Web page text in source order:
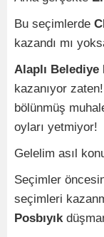
Bu seçimlerde
kazandı mı
Alaplı Belediye
kazanıyor
bölünmüş
oyları yetmiyor!
Gelelim asıl
Seçimler
seçimleri
Posbıyık